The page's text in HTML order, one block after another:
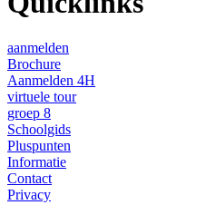
aanmelden
Brochure
Aanmelden 4H
virtuele tour
groep 8
Schoolgids
Pluspunten
Informatie
Contact
Privacy